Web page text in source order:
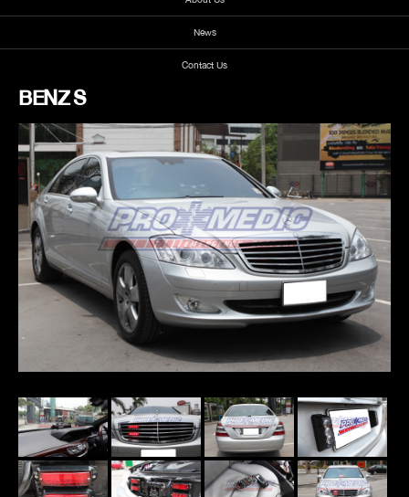
News
Contact Us
BENZ S